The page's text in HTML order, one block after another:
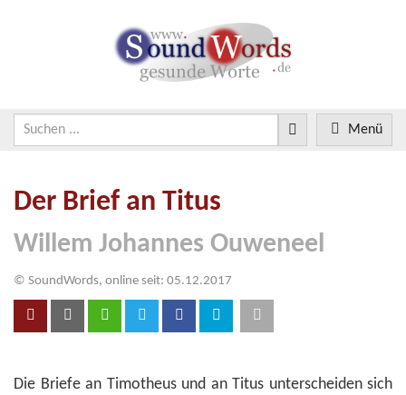
Menü
Der Brief an Titus
Willem Johannes Ouweneel
© SoundWords, online seit: 05.12.2017
Die Briefe an Timotheus und an Titus unterscheiden sich